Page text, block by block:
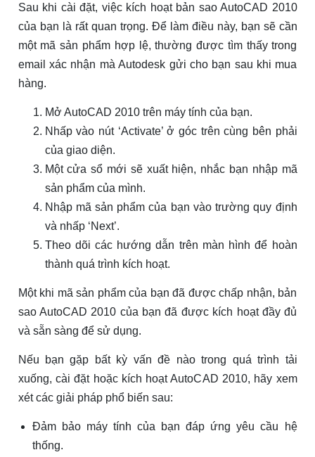
Sau khi cài đặt, việc kích hoạt bản sao AutoCAD 2010
của bạn là rất quan trọng. Để làm điều này, bạn sẽ cần
một mã sản phẩm hợp lệ, thường được tìm thấy trong
email xác nhận mà Autodesk gửi cho bạn sau khi mua
hàng.
Mở AutoCAD 2010 trên máy tính của bạn.
Nhấp vào nút ‘Activate’ ở góc trên cùng bên phải
của giao diện.
Một cửa sổ mới sẽ xuất hiện, nhắc bạn nhập mã
sản phẩm của mình.
Nhập mã sản phẩm của bạn vào trường quy định
và nhấp ‘Next’.
Theo dõi các hướng dẫn trên màn hình để hoàn
thành quá trình kích hoạt.
Một khi mã sản phẩm của bạn đã được chấp nhận, bản
sao AutoCAD 2010 của bạn đã được kích hoạt đầy đủ
và sẵn sàng để sử dụng.
Nếu bạn gặp bất kỳ vấn đề nào trong quá trình tải
xuống, cài đặt hoặc kích hoạt AutoCAD 2010, hãy xem
xét các giải pháp phổ biến sau:
Đảm bảo máy tính của bạn đáp ứng yêu cầu hệ
thống.